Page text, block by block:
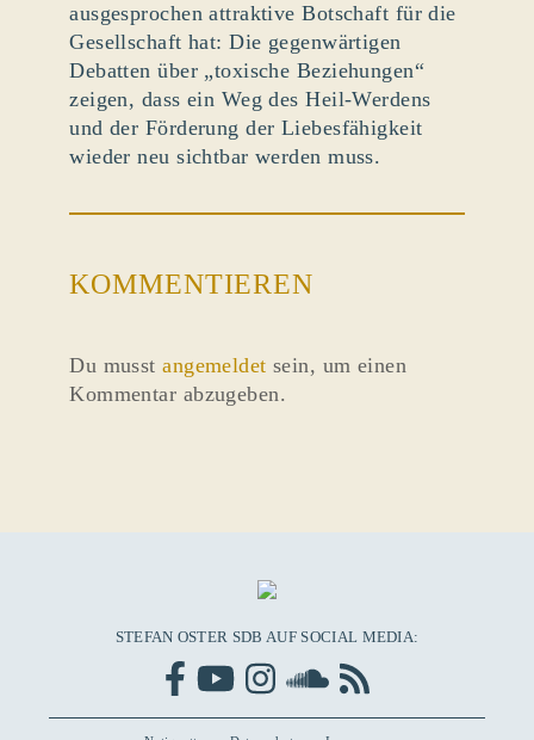
ausgesprochen attraktive Botschaft für die
Gesellschaft hat: Die gegenwärtigen
Debatten über „toxische Beziehungen“
zeigen, dass ein Weg des Heil-Werdens
und der Förderung der Liebesfähigkeit
wieder neu sichtbar werden muss.
KOMMENTIEREN
Du musstangemeldet sein, um einen
Kommentar abzugeben.
STEFAN OSTER SDB AUF SOCIAL MEDIA: